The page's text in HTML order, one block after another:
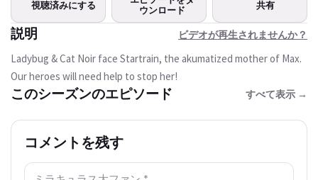
視聴済みにする
ウンロード
共有
説明 ビデオが再生されませんか？
Ladybug & Cat Noir face Startrain, the akumatized mother of Max.
Our heroes will need help to stop her!
このシーズンのエピソード すべて表示 →
コメントを残す
名前: *